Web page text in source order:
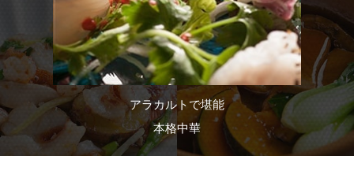
アラカルトで堪能
本格中華